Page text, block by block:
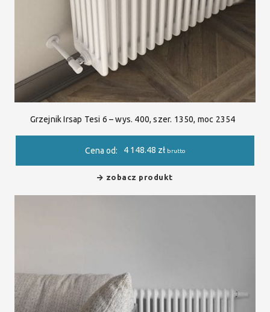
Grzejnik Irsap Tesi 6 – wys. 400, szer. 1350, moc 2354
Cena od: 4 148.48 zł brutto
zobacz produkt